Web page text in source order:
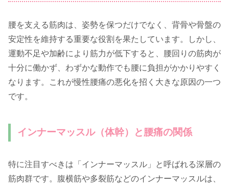
腰を支える筋肉は、姿勢を保つだけでなく、背骨や骨盤の
安定性を維持する重要な役割を果たしています。しかし、
運動不足や加齢により筋力が低下すると、腰回りの筋肉が
十分に働かず、わずかな動作でも腰に負担がかかりやすく
なります。これが慢性腰痛の悪化を招く大きな原因の一つ
です。
インナーマッスル（体幹）と腰痛の関係
特に注目すべきは「インナーマッスル」と呼ばれる深層の
筋肉群です。腹横筋や多裂筋などのインナーマッスルは、